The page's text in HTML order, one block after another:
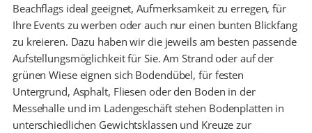
Beachflags ideal geeignet, Aufmerksamkeit zu erregen, für
Ihre Events zu werben oder auch nur einen bunten Blickfang
zu kreieren. Dazu haben wir die jeweils am besten passende
Aufstellungsmöglichkeit für Sie. Am Strand oder auf der
grünen Wiese eignen sich Bodendübel, für festen
Untergrund, Asphalt, Fliesen oder den Boden in der
Messehalle und im Ladengeschäft stehen Bodenplatten in
unterschiedlichen Gewichtsklassen und Kreuze zur